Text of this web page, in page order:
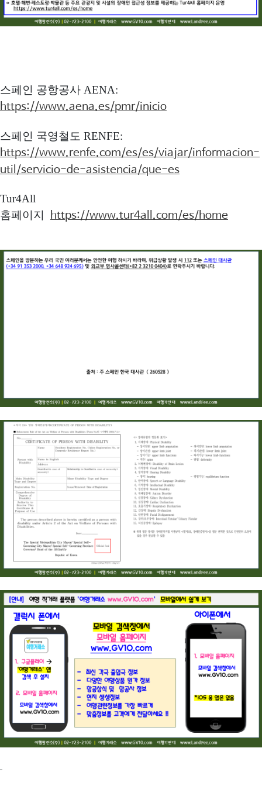
스페인 공항공사 AENA:
https://www.aena.es/pmr/inicio
스페인 국영철도 RENFE:
https://www.renfe.com/es/es/viajar/informacion-
util/servicio-de-asistencia/que-es
Tur4All
홈페이지 https://www.tur4all.com/es/home